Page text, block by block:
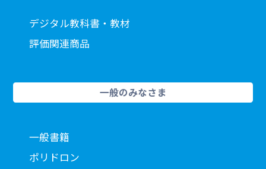
デジタル教科書・教材
評価関連商品
一般のみなさま
一般書籍
ポリドロン